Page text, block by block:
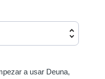
a usar Deuna,